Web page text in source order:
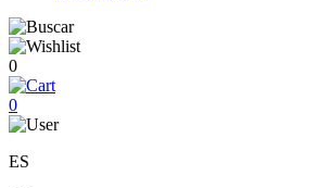
0
0
ES